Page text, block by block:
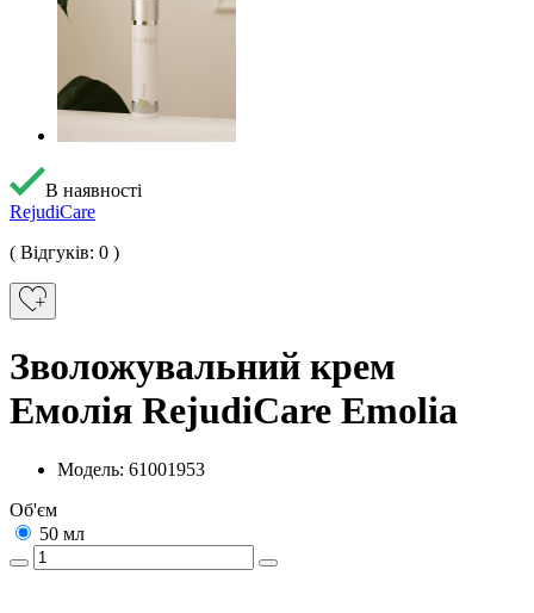
В наявності
RejudiCare
( Відгуків: 0 )
Зволожувальний крем
Емолія RejudiCare Emolia
Модель: 61001953
Об'єм
50 мл